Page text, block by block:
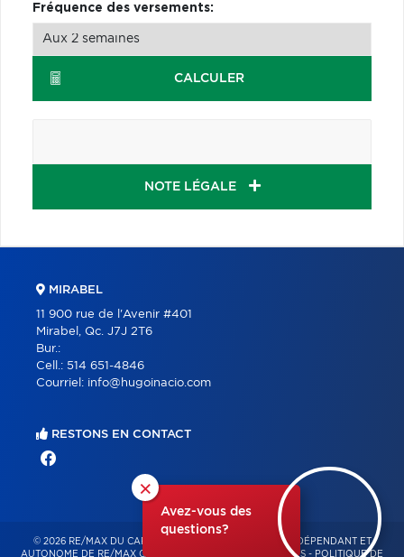
Fréquence des versements:
CALCULER
NOTE LÉGALE
×
Avez-vous des
questions?
MIRABEL
11 900 rue de l'Avenir #401
Mirabel, Qc. J7J 2T6
Bur.:
Cell.: 514 651-4846
Courriel: info@hugoinacio.com
RESTONS EN CONTACT
© 2026 RE/MAX DU CARTIER BONJOUR – FRANCHISÉ INDÉPENDANT ET
AUTONOME DE RE/MAX QUÉBEC – TOUS DROITS RÉSERVÉS - POLITIQUE DE